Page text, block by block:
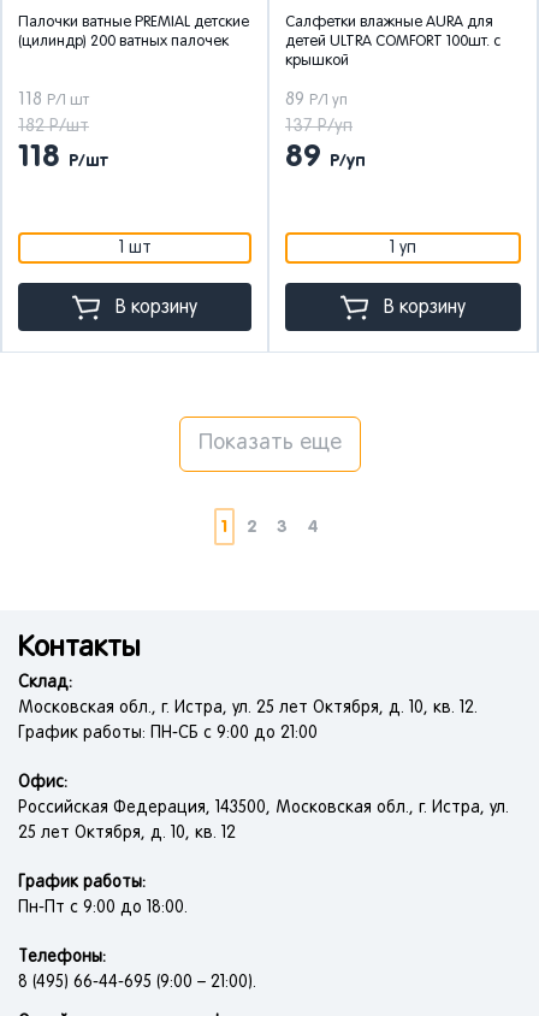
Палочки ватные PREMIAL детские
(цилиндр) 200 ватных палочек
118 Р/1 шт
182 Р/шт
118 Р/шт
1 шт
В корзину
Салфетки влажные AURA для
детей ULTRA COMFORT 100шт. с
крышкой
89 Р/1 уп
137 Р/уп
89 Р/уп
1 уп
В корзину
Показать еще
1 2 3 4
Контакты
Склад:
Московская обл., г. Истра, ул. 25 лет Октября, д. 10, кв. 12.
График работы: ПН-СБ с 9:00 до 21:00
Офис:
Российская Федерация, 143500, Московская обл., г. Истра, ул.
25 лет Октября, д. 10, кв. 12
График работы:
Пн-Пт с 9:00 до 18:00.
Телефоны:
8 (495) 66-44-695 (9:00 – 21:00).